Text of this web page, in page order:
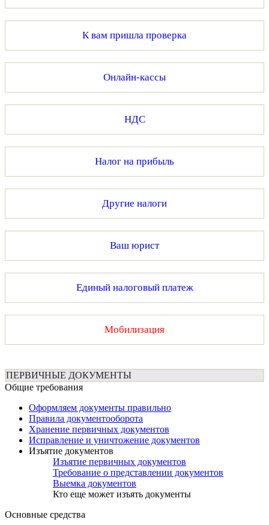
К вам пришла проверка
Онлайн-кассы
НДС
Налог на прибыль
Другие налоги
Ваш юрист
Единый налоговый платеж
Мобилизация
ПЕРВИЧНЫЕ ДОКУМЕНТЫ
Общие требования
Оформляем документы правильно
Правила документооборота
Хранение первичных документов
Исправление и уничтожение документов
Изъятие документов
Изъятие первичных документов
Требование о представлении документов
Выемка документов
Кто еще может изъять документы
Основные средства